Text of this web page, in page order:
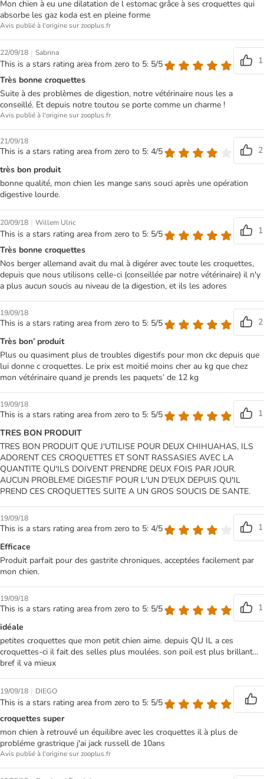
Mon chien à eu une dilatation de l estomac grâce à ses croquettes qui
absorbe les gaz koda est en pleine forme
Avis publié à l'origine sur zooplus.fr
22/09/18 | Sabrina
This is a stars rating area from zero to 5: 5/5
1
Très bonne croquettes
Suite à des problèmes de digestion, notre vétérinaire nous les a
conseillé. Et depuis notre toutou se porte comme un charme !
Avis publié à l'origine sur zooplus.fr
21/09/18
This is a stars rating area from zero to 5: 4/5
2
très bon produit
bonne qualité, mon chien les mange sans souci après une opération
digestive lourde.
20/09/18 | Willem Ulric
This is a stars rating area from zero to 5: 5/5
1
Très bonne croquettes
Nos berger allemand avait du mal à digérer avec toute les croquettes,
depuis que nous utilisons celle-ci (conseillée par notre vétérinaire) il n'y
a plus aucun soucis au niveau de la digestion, et ils les adores
19/09/18
This is a stars rating area from zero to 5: 5/5
2
Très bon’ produit
Plus ou quasiment plus de troubles digestifs pour mon ckc depuis que
lui donne c croquettes. Le prix est moitié moins cher au kg que chez
mon vétérinaire quand je prends les paquets’ de 12 kg
19/09/18
This is a stars rating area from zero to 5: 5/5
1
TRES BON PRODUIT
TRES BON PRODUIT QUE J'UTILISE POUR DEUX CHIHUAHAS, ILS
ADORENT CES CROQUETTES ET SONT RASSASIES AVEC LA
QUANTITE QU'ILS DOIVENT PRENDRE DEUX FOIS PAR JOUR.
AUCUN PROBLEME DIGESTIF POUR L'UN D'EUX DEPUIS QU'IL
PREND CES CROQUETTES SUITE A UN GROS SOUCIS DE SANTE.
19/09/18
This is a stars rating area from zero to 5: 4/5
1
Efficace
Produit parfait pour des gastrite chroniques, acceptées facilement par
mon chien.
19/09/18
This is a stars rating area from zero to 5: 5/5
1
idéale
petites croquettes que mon petit chien aime. depuis QU IL a ces
croquettes-ci il fait des selles plus moulées. son poil est plus brillant...
bref il va mieux
19/09/18 | DIEGO
This is a stars rating area from zero to 5: 5/5
croquettes super
mon chien à retrouvé un équilibre avec les croquettes il à plus de
probléme grastrique j'ai jack russell de 10ans
Avis publié à l'origine sur zooplus.fr